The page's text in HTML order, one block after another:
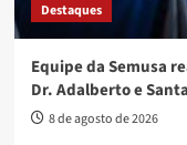
Destaques
Equipe da Semusa
Dr. Adalberto e
8 de agosto de 2026